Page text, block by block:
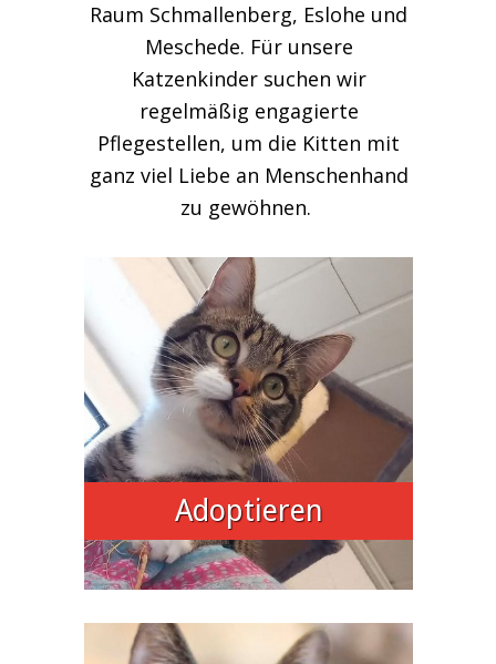
Raum Schmallenberg, Eslohe und
Meschede. Für unsere
Katzenkinder suchen wir
regelmäßig engagierte
Pflegestellen, um die Kitten mit
ganz viel Liebe an Menschenhand
zu gewöhnen.
Adoptieren